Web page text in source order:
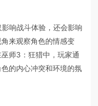
响战斗体验，还会影响
来观察角色的情感变
师3：狂猎中，玩家通
的内心冲突和环境的氛